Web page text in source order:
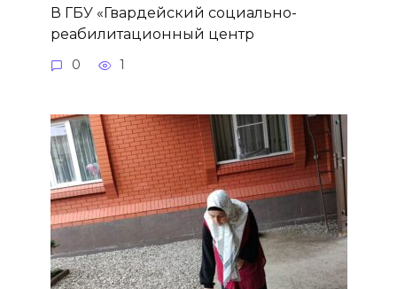
В ГБУ «Гвардейский социально-
реабилитационный центр
0 1